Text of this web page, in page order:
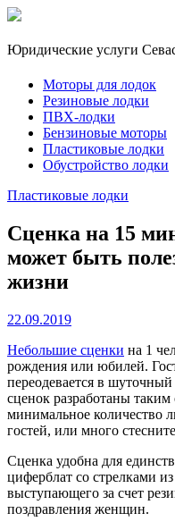
Юридические услуги
Моторы для лодок
Резиновые лодки
ПВХ-лодки
Бензиновые моторы
Пластиковые лодки
Обустройство лодки
Пластиковые лодки
Сценка на 15
может быть
жизни
22.09.2019
Небольшие сценки на 1
рождения или юбилей.
переодевается в
сценок разработаны
минимальное количество
гостей, или много
Сценка удобна для
циферблат со стрелками
выступающего за счет
поздравления женщин.